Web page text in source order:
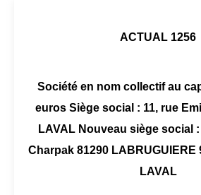
ACTUAL 1256
Société en nom collectif au
euros Siège social : 11, rue
LAVAL Nouveau siège social
Charpak 81290 LABRUGUIERE
LAVAL